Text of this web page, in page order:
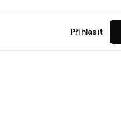
Přihlásit